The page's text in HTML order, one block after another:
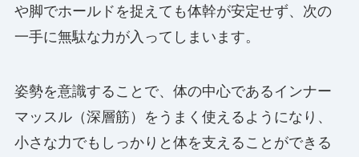
や脚でホールドを捉えても体幹が安定せず、次の
一手に無駄な力が入ってしまいます。
姿勢を意識することで、体の中心であるインナー
マッスル（深層筋）をうまく使えるようになり、
小さな力でもしっかりと体を支えることができる